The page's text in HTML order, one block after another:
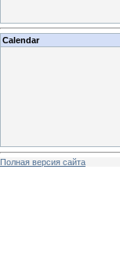
Calendar
Полная версия сайта